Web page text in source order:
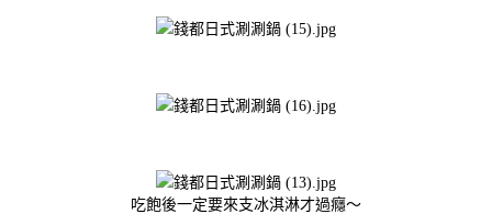
吃飽後一定要來支冰淇淋才過癮～